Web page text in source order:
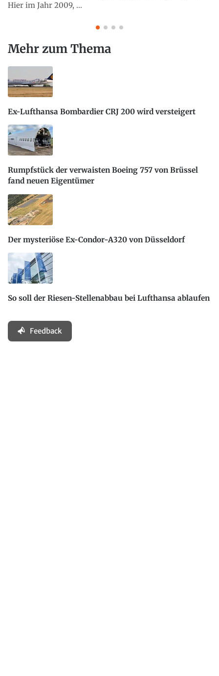
Hier im Jahr 2009, ...
Mehr zum Thema
Ex-Lufthansa Bombardier CRJ 200 wird versteigert
Rumpfstück der verwaisten Boeing 757 von Brüssel
fand neuen Eigentümer
Der mysteriöse Ex-Condor-A320 von Düsseldorf
So soll der Riesen-Stellenabbau bei Lufthansa ablaufen
Feedback